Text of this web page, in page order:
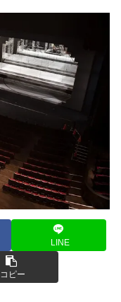
LINE
コピー